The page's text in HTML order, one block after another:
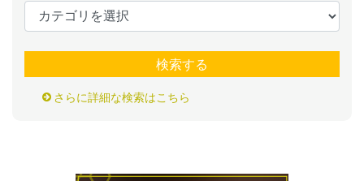
検索する
さらに詳細な検索はこちら